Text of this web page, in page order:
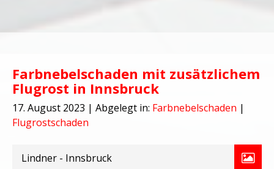
Farbnebelschaden mit zusätzlichem
Flugrost in Innsbruck
17. August 2023 | Abgelegt in: Farbnebelschaden |
Flugrostschaden
Lindner - Innsbruck